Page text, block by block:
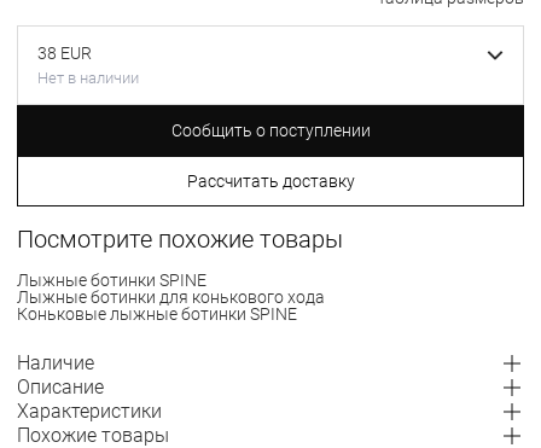
38 EUR
Нет в наличии
Сообщить о поступлении
Рассчитать доставку
Посмотрите похожие товары
Лыжные ботинки SPINE
Лыжные ботинки для конькового хода
Коньковые лыжные ботинки SPINE
Наличие
Описание
Характеристики
Похожие товары